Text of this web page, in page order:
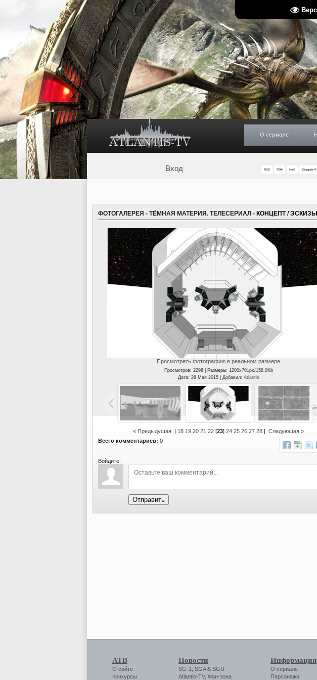
О сериале
Вход RSS PDA НиС Stargate
ФОТОГАЛЕРЕЯ - ТЁМНАЯ МАТЕРИЯ. ТЕЛЕСЕРИАЛ - КОНЦЕПТ / ЭСКИЗЫ
Просмотреть фотографию в реальном размере
Просмотров: 2298 | Размеры: 1200x701px/158.0Kb
Дата: 28 Мая 2015 | Добавил: Atlantis
« Предыдущая | 18 19 20 21 22 [23] 24 25 26 27 28 | Следующая »
Всего комментариев: 0
Войдите:
Отправить
АТВ
О сайте
Конкурсы
Новости
SG-1 SGA& SGU
Atlantis-TV, Фан-зона
Информация
О сериале
Персонажи